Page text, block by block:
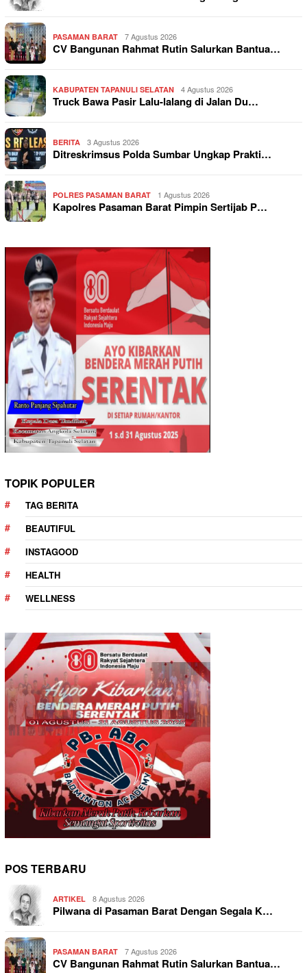
PASAMAN BARAT 7 Agustus 2026
CV Bangunan Rahmat Rutin Salurkan Bantua…
KABUPATEN TAPANULI SELATAN 4 Agustus 2026
Truck Bawa Pasir Lalu-lalang di Jalan Du…
BERITA 3 Agustus 2026
Ditreskrimsus Polda Sumbar Ungkap Prakti…
POLRES PASAMAN BARAT 1 Agustus 2026
Kapolres Pasaman Barat Pimpin Sertijab P…
TOPIK POPULER
TAG BERITA
BEAUTIFUL
INSTAGOOD
HEALTH
WELLNESS
POS TERBARU
ARTIKEL 8 Agustus 2026
Pilwana di Pasaman Barat Dengan Segala K…
PASAMAN BARAT 7 Agustus 2026
CV Bangunan Rahmat Rutin Salurkan Bantua…